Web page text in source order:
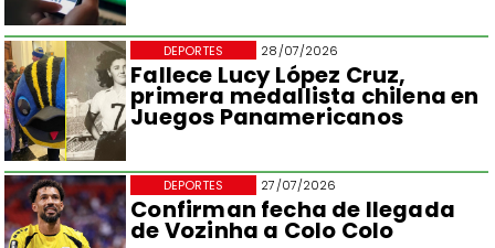
28/07/2026
Fallece Lucy López Cruz,
primera medallista chilena en
Juegos Panamericanos
DEPORTES
27/07/2026
Confirman fecha de llegada
de Vozinha a Colo Colo
DEPORTES